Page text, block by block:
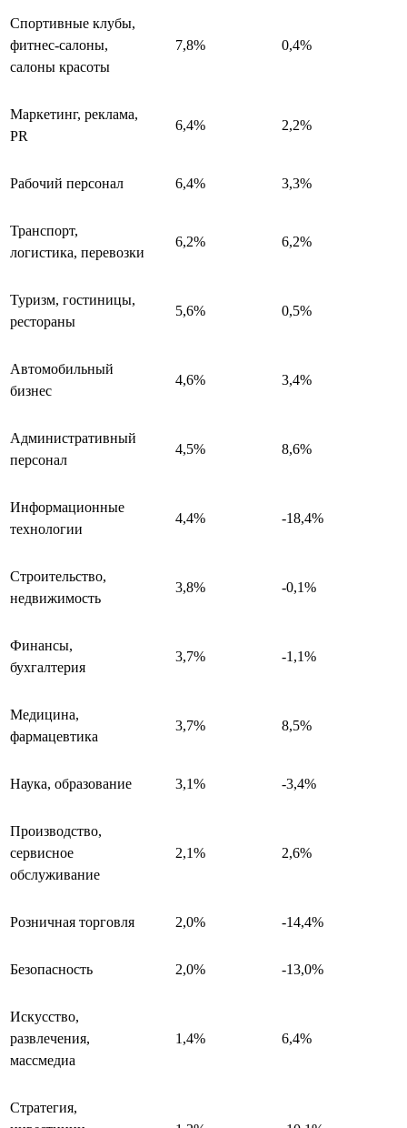
Спортивные клубы,
фитнес-салоны,
салоны красоты
7,8% 0,4%
Маркетинг, реклама,
PR
6,4% 2,2%
Рабочий персонал 6,4% 3,3%
Транспорт,
логистика, перевозки
6,2% 6,2%
Туризм, гостиницы,
рестораны
5,6% 0,5%
Автомобильный
бизнес
4,6% 3,4%
Административный
персонал
4,5% 8,6%
Информационные
технологии
4,4% -18,4%
Строительство,
недвижимость
3,8% -0,1%
Финансы,
бухгалтерия
3,7% -1,1%
Медицина,
фармацевтика
3,7% 8,5%
Наука, образование 3,1% -3,4%
Производство,
сервисное
обслуживание
2,1% 2,6%
Розничная торговля 2,0% -14,4%
Безопасность 2,0% -13,0%
Искусство,
развлечения,
массмедиа
1,4% 6,4%
Стратегия,